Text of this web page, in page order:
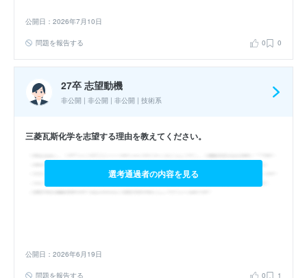
公開日：2026年7月10日
問題を報告する 0 0
27卒 志望動機
非公開 | 非公開 | 非公開 | 技術系
三菱瓦斯化学を志望する理由を教えてください。
選考通過者の内容を見る
公開日：2026年6月19日
問題を報告する 0 1